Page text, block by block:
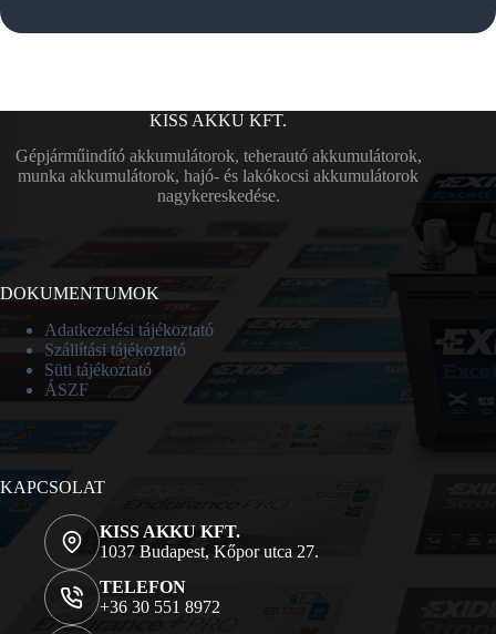
KISS AKKU KFT.
Gépjárműindító akkumulátorok, teherautó akkumulátorok,
munka akkumulátorok, hajó- és lakókocsi akkumulátorok
nagykereskedése.
DOKUMENTUMOK
Adatkezelési tájékoztató
Szállítási tájékoztató
Süti tájékoztató
ÁSZF
KAPCSOLAT
KISS AKKU KFT.
1037 Budapest, Kőpor utca 27.
TELEFON
+36 30 551 8972